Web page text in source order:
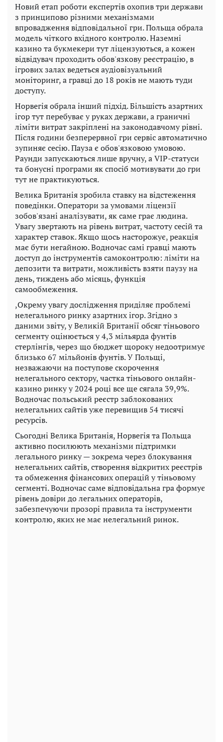
Новий етап роботи експертів охопив три держави
з принципово різними механізмами
впровадження відповідальної гри. Польща обрала
модель чіткого вхідного контролю. Наземні
казино та букмекери тут ліцензуються, а кожен
відвідувач проходить обов'язкову реєстрацію, в
ігрових залах ведеться аудіовізуальний
моніторинг, а гравці до 18 років не мають туди
доступу.
Норвегія обрала інший підхід. Більшість азартних
ігор тут перебуває у руках держави, а граничні
ліміти витрат закріплені на законодавчому рівні.
Після години безперервної гри сервіс автоматично
зупиняє сесію. Пауза є обов'язковою умовою.
Раунди запускаються лише вручну, а VIP-статуси
та бонусні програми як спосіб мотивувати до гри
тут не практикуються.
Велика Британія зробила ставку на відстеження
поведінки. Оператори за умовами ліцензії
зобов'язані аналізувати, як саме грає людина.
Увагу звертають на рівень витрат, частоту сесій та
характер ставок. Якщо щось насторожує, реакція
має бути негайною. Водночас самі гравці мають
доступ до інструментів самоконтролю: ліміти на
депозити та витрати, можливість взяти паузу на
день, тиждень або місяць, функція
самообмеження.
,Окрему увагу дослідження приділяє проблемі
нелегального ринку азартних ігор. Згідно з
даними звіту, у Великій Британії обсяг тіньового
сегменту оцінюється у 4,3 мільярда фунтів
стерлінгів, через що бюджет щороку недоотримує
близько 67 мільйонів фунтів. У Польщі,
незважаючи на поступове скорочення
нелегального сектору, частка тіньового онлайн-
казино ринку у 2024 році все ще сягала 39,9%.
Водночас польський реєстр заблокованих
нелегальних сайтів уже перевищив 54 тисячі
ресурсів.
Сьогодні Велика Британія, Норвегія та Польща
активно посилюють механізми підтримки
легального ринку — зокрема через блокування
нелегальних сайтів, створення відкритих реєстрів
та обмеження фінансових операцій у тіньовому
сегменті. Водночас саме відповідальна гра формує
рівень довіри до легальних операторів,
забезпечуючи прозорі правила та інструменти
контролю, яких не має нелегальний ринок.